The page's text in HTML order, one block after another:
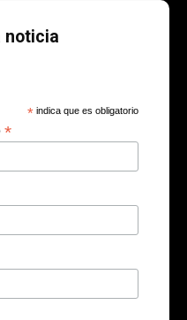
noticia
* indica que es obligatorio
*